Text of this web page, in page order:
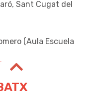
Sant Cugat del
(Aula Escuela